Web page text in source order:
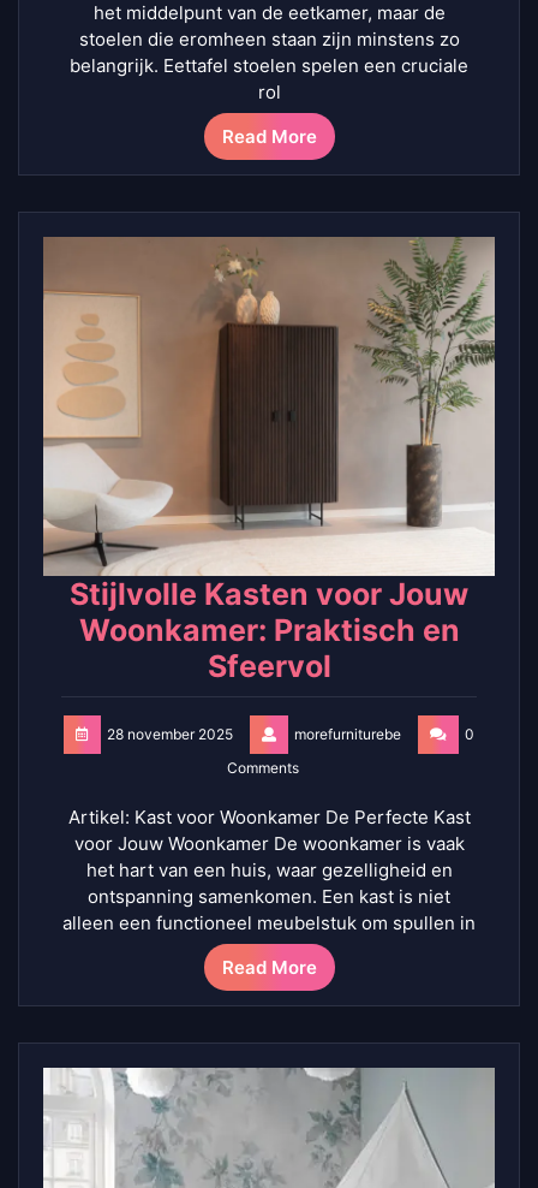
het middelpunt van de eetkamer, maar de
stoelen die eromheen staan zijn minstens zo
belangrijk. Eettafel stoelen spelen een cruciale
rol
Read More
Stijlvolle Kasten voor Jouw
Woonkamer: Praktisch en
Sfeervol
28 november 2025 morefurniturebe
0
Comments
Artikel: Kast voor Woonkamer De Perfecte Kast
voor Jouw Woonkamer De woonkamer is vaak
het hart van een huis, waar gezelligheid en
ontspanning samenkomen. Een kast is niet
alleen een functioneel meubelstuk om spullen in
Read More